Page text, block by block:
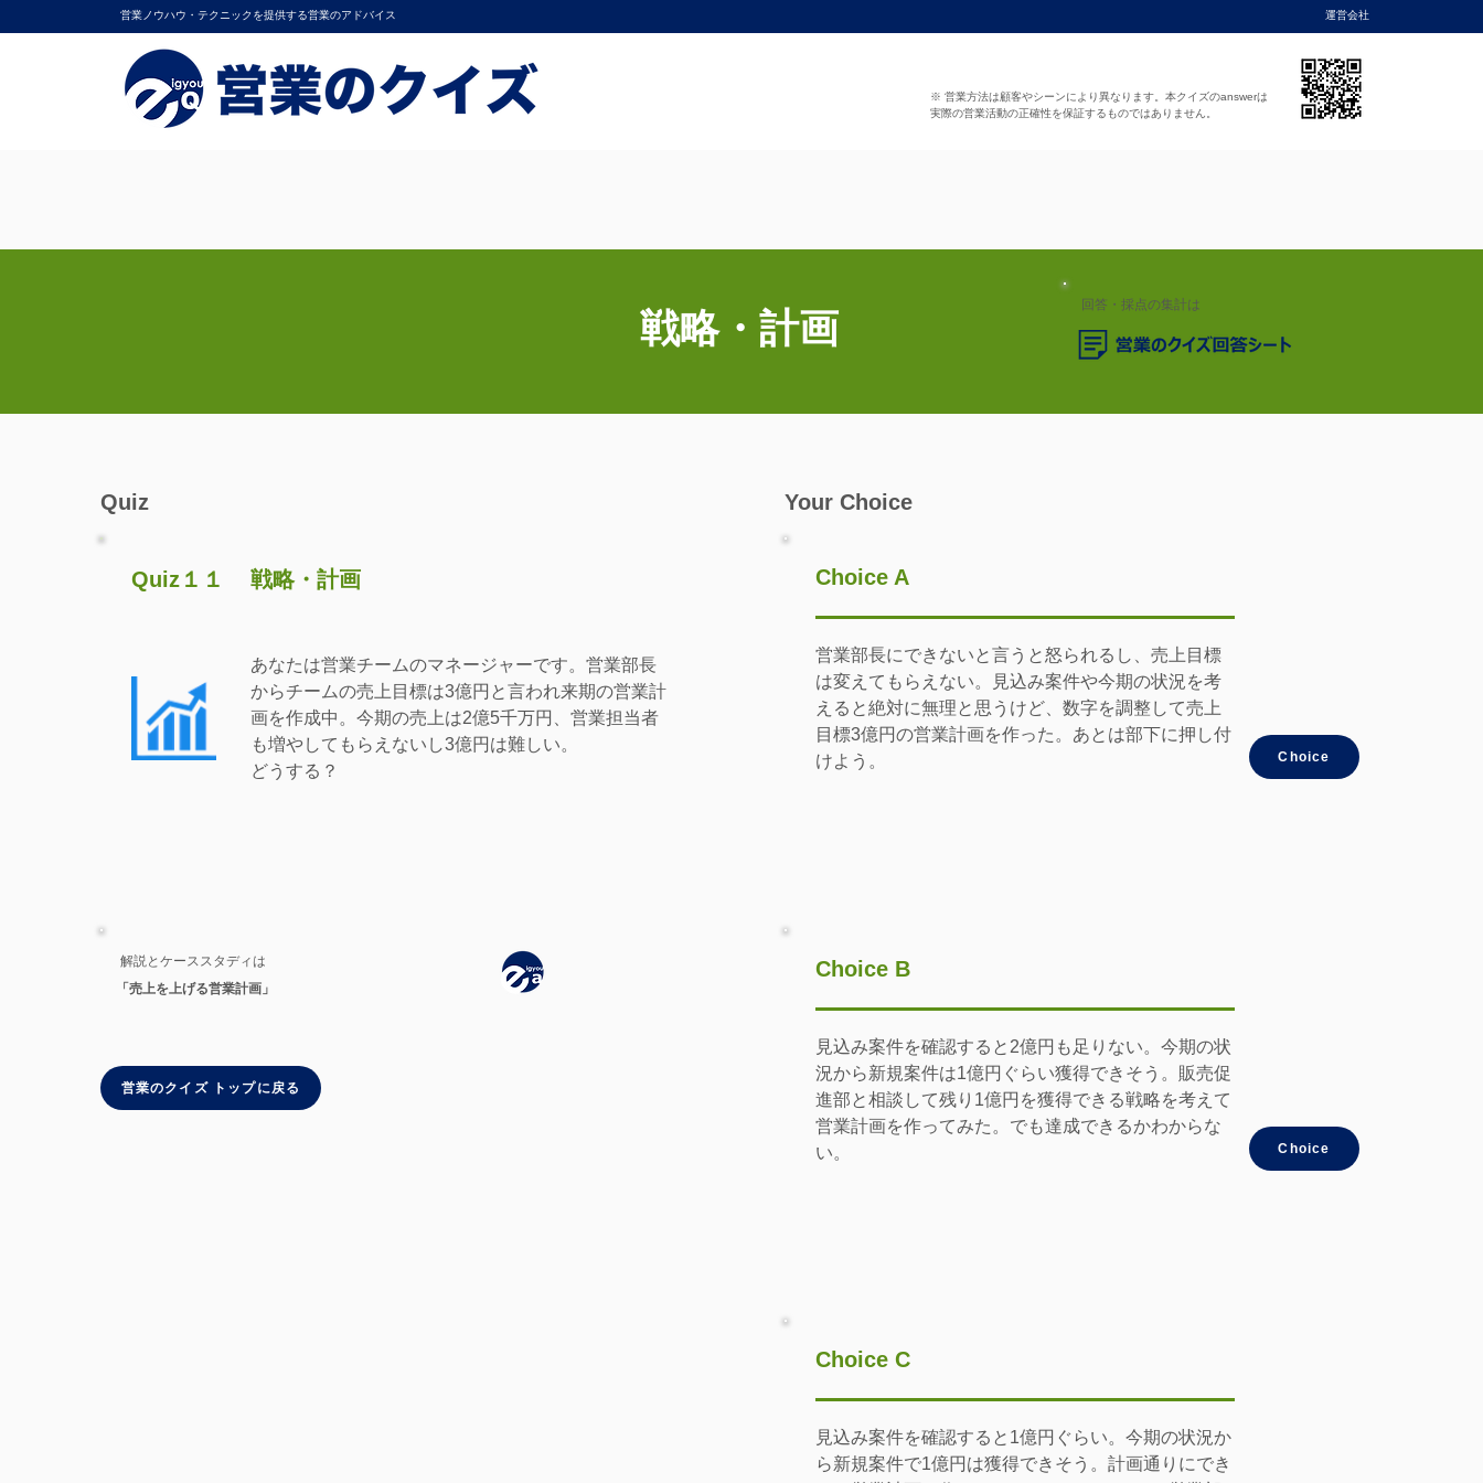
営業ノウハウ・テクニックを提供する営業のアドバイス 運営会社
※ 営業方法は顧客やシーンにより異なります。本クイズのanswerは
実際の営業活動の正確性を保証するものではありません。
戦略・計画
回答・採点の集計は
Quiz
Quiz１１ 戦略・計画
あなたは営業チームのマネージャーです。営業部長
からチームの売上目標は3億円と言われ来期の営業計
画を作成中。今期の売上は2億5千万円、営業担当者
も増やしてもらえないし3億円は難しい。
どうする？
解説とケーススタディは
「売上を上げる営業計画」
営業のクイズ トップに戻る
Your Choice
Choice A
営業部長にできないと言うと怒られるし、売上目標
は変えてもらえない。見込み案件や今期の状況を考
えると絶対に無理と思うけど、数字を調整して売上
目標3億円の営業計画を作った。あとは部下に押し付
けよう。
Choice
Choice B
見込み案件を確認すると2億円も足りない。今期の状
況から新規案件は1億円ぐらい獲得できそう。販売促
進部と相談して残り1億円を獲得できる戦略を考えて
営業計画を作ってみた。でも達成できるかわからな
い。
Choice
Choice C
見込み案件を確認すると1億円ぐらい。今期の状況か
ら新規案件で1億円は獲得できそう。計画通りにでき